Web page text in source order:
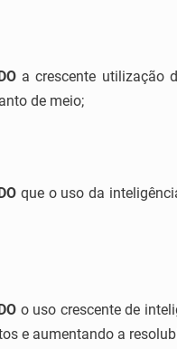
a crescente utilização
de meio;
que o uso da
o uso crescente de
e aumentando a